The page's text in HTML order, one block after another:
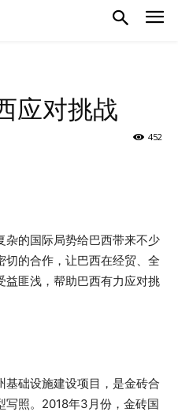
应对挑战
452
杂的国际局势给巴西带来不少
的合作，让巴西在经贸、全
益匪浅，帮助巴西有力应对挑
础设施建设项目，是金砖合
写照。2018年3月份，金砖国